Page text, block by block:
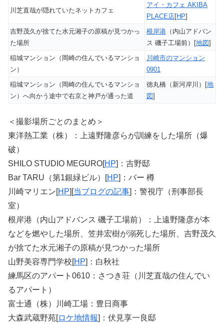
川芝直哉が隠れていたネットカフェ
アイ・カフェ AKIBA
PLACE店[HP]
吉野茂久が捨てた水元湘子の原稿が見つかっ
た場所
根岸港 （内山アドバン
ス 磯子工場前）[地図]
稲城マンション（岡崎の住んでいるマンショ
ン）
川崎市のマンション
0901
稲城マンション（岡崎の住んでいるマンショ
ン）へ向かう途中で右京と神戸が通った道
徳丸橋（新河岸川）[地
図]
＜撮影場所ごとのまとめ＞
東洋熱工業（株）：上遠野隆彦らが訓練をした場所（爆
破）
SHILO STUDIO MEGURO[HP]：吉野邸
Bar TARU（第1銀緑ビル）[HP]：バー 樽
川崎マリエン[HP][当ブログの記事]：警視庁（刑事部長
室）
根岸港（内山アドバンス 磯子工場前）：上遠野隆彦が本
などを燃やした場所、笠井宏樹が溺死した場所、吉野茂久
が捨てた水元湘子の原稿が見つかった場所
山野美容専門学校[HP]：白秋社
練馬区のアパート0610：さつき荘（川芝直哉の住んでい
るアパート）
富士通（株）川崎工場：豊日商事
大森武蔵野苑[ロケ地情報]：伏見享一良邸